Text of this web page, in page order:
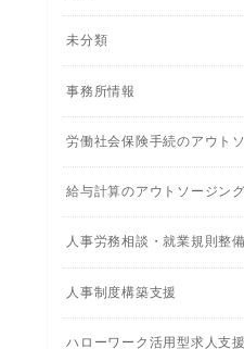
未分類
事務所情報
労働社会保険手続のアウト
給与計算のアウトソージング
人事労務相談・就業規則整備
人事制度構築支援
ハローワーク活用型求人支